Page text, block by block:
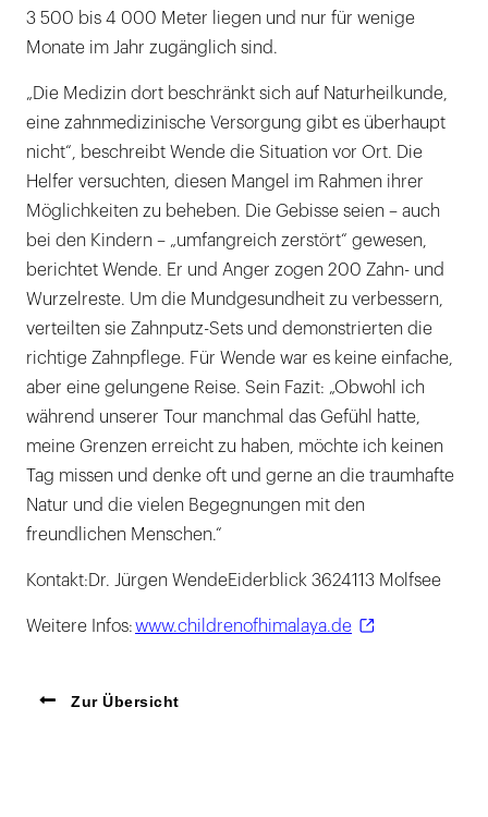
3 500 bis 4 000 Meter liegen und nur für wenige
Monate im Jahr zugänglich sind.
„Die Medizin dort beschränkt sich auf Naturheilkunde,
eine zahnmedizinische Versorgung gibt es überhaupt
nicht“, beschreibt Wende die Situation vor Ort. Die
Helfer versuchten, diesen Mangel im Rahmen ihrer
Möglichkeiten zu beheben. Die Gebisse seien – auch
bei den Kindern – „umfangreich zerstört“ gewesen,
berichtet Wende. Er und Anger zogen 200 Zahn- und
Wurzelreste. Um die Mundgesundheit zu verbessern,
verteilten sie Zahnputz-Sets und demonstrierten die
richtige Zahnpflege. Für Wende war es keine einfache,
aber eine gelungene Reise. Sein Fazit: „Obwohl ich
während unserer Tour manchmal das Gefühl hatte,
meine Grenzen erreicht zu haben, möchte ich keinen
Tag missen und denke oft und gerne an die traumhafte
Natur und die vielen Begegnungen mit den
freundlichen Menschen.“
Kontakt:Dr. Jürgen WendeEiderblick 3624113 Molfsee
Weitere Infos:www.childrenofhimalaya.de
Zur Übersicht